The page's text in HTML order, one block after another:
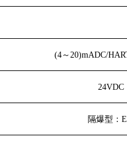
(4～20)mADC/
隔爆型：